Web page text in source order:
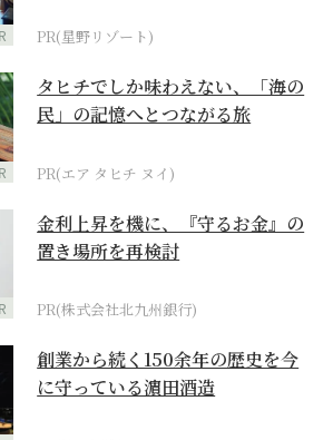
PR(星野リゾート)
タヒチでしか味わえない、「海の
民」の記憶へとつながる旅
PR(エア タヒチ ヌイ)
金利上昇を機に、『守るお金』の
置き場所を再検討
PR(株式会社北九州銀行)
創業から続く150余年の歴史を今
に守っている濵田酒造